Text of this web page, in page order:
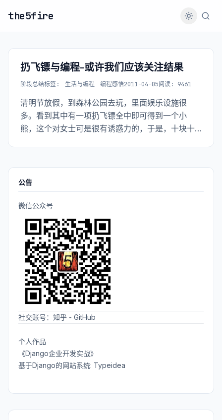
the5fire
扔飞镖与编程-或许我们应该关注结果
阶段总结标签: 生活与编程 编程感悟2011-04-05阅读: 9461
清明节放假，到森林公园去玩，里面娱乐设施很
多。看到其中有一项扔飞镖全中即可得到一个小
熊，这个对女士可是很有诱惑力的，于是，十块十
公告
微信公众号
社交账号： 知乎 - GitHub
个人作品
《Django企业开发实战》
基于Django的网站系统: Typeidea